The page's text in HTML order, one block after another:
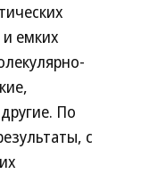
емких
По
с